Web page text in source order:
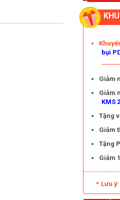
bụi
Giảm
Giảm
KMS
Tặng
Giảm
Tặng
Giảm
Lưu